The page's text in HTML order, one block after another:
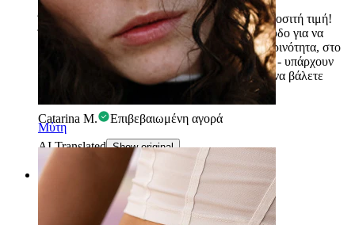
Μύτη
Ένα κομμάτι εξαιρετικής ποιότητας σε πολύ προσιτή τιμή!
Ήμουν επιφυλακτική απέναντι σε αυτή τη μέθοδο για να
κλείσω το piercing, αλλά αντέχει στην καθημερινότητα, στο
ντους και στον ύπνο χωρίς να πέφτει ποτέ! Υ.Γ. - υπάρχουν
πολλά βίντεο στο YouTube σχετικά με το πώς να βάλετε
αυτόν τον τύπο piercing εύκολα :)
Catarina M. Επιβεβαιωμένη αγορά
AI Translated Show original
Rating